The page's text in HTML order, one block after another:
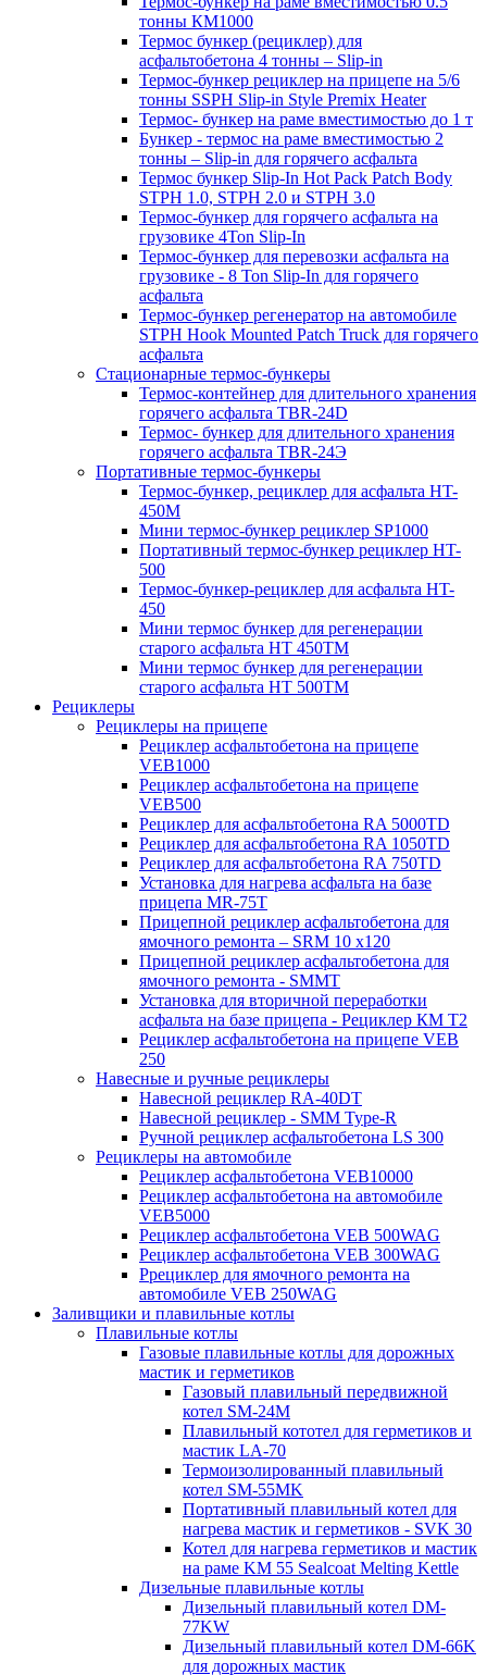
тонны КМ1000
Термос бункер (рециклер) для
асфальтобетона 4 тонны – Slip-in
Термос-бункер рециклер на прицепе на 5/6
тонны SSPH Slip-in Style Premix Heater
Термос- бункер на раме вместимостью до 1 т
Бункер - термос на раме вместимостью 2
тонны – Slip-in для горячего асфальта
Термос бункер Slip-In Hot Pack Patch Body
STPH 1.0, STPH 2.0 и STPH 3.0
Термос-бункер для горячего асфальта на
грузовике 4Ton Slip-In
Термос-бункер для перевозки асфальта на
грузовике - 8 Ton Slip-In для горячего
асфальта
Термос-бункер регенератор на автомобиле
STPH Hook Mounted Patch Truck для горячего
асфальта
Стационарные термос-бункеры
Термос-контейнер для длительного хранения
горячего асфальта TBR-24D
Термос- бункер для длительного хранения
горячего асфальта TBR-24Э
Портативные термос-бункеры
Термос-бункер, рециклер для асфальта HT-
450M
Мини термос-бункер рециклер SP1000
Портативный термос-бункер рециклер HT-
500
Термос-бункер-рециклер для асфальта HT-
450
Мини термос бункер для регенерации
старого асфальта НТ 450ТМ
Мини термос бункер для регенерации
старого асфальта НТ 500ТМ
Рециклеры
Рециклеры на прицепе
Рециклер асфальтобетона на прицепе
VEB1000
Рециклер асфальтобетона на прицепе
VEB500
Рециклер для асфальтобетона RA 5000TD
Рециклер для асфальтобетона RA 1050TD
Рециклер для асфальтобетона RA 750TD
Установка для нагрева асфальта на базе
прицепа MR-75T
Прицепной рециклер асфальтобетона для
ямочного ремонта – SRM 10 x120
Прицепной рециклер асфальтобетона для
ямочного ремонта - SMMT
Установка для вторичной переработки
асфальта на базе прицепа - Рециклер КМ T2
Рециклер асфальтобетона на прицепе VEB
250
Навесные и ручные рециклеры
Навесной рециклер RA-40DT
Навесной рециклер - SMM Type-R
Ручной рециклер асфальтобетона LS 300
Рециклеры на автомобиле
Рециклер асфальтобетона VEB10000
Рециклер асфальтобетона на автомобиле
VEB5000
Рециклер асфальтобетона VEB 500WAG
Рециклер асфальтобетона VEB 300WAG
Ррециклер для ямочного ремонта на
автомобиле VEB 250WAG
Заливщики и плавильные котлы
Плавильные котлы
Газовые плавильные котлы для дорожных
мастик и герметиков
Газовый плавильный передвижной
котел SM-24M
Плавильный кототел для герметиков и
мастик LA-70
Термоизолированный плавильный
котел SM-55MK
Портативный плавильный котел для
нагрева мастик и герметиков - SVK 30
Котел для нагрева герметиков и мастик
на раме KM 55 Sealcoat Melting Kettle
Дизельные плавильные котлы
Дизельный плавильный котел DM-
77KW
Дизельный плавильный котел DM-66K
для дорожных мастик